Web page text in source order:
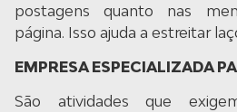
postagens quanto nas
página. Isso ajuda a estreitar
EMPRESA ESPECIALIZADA
São atividades que